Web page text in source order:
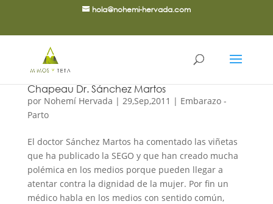
hola@nohemi-hervada.com
Chapeau Dr. Sánchez Martos
por Nohemí Hervada | 29,Sep,2011 | Embarazo -
Parto
El doctor Sánchez Martos ha comentado las viñetas
que ha publicado la SEGO y que han creado mucha
polémica en los medios porque pueden llegar a
atentar contra la dignidad de la mujer. Por fin un
médico habla en los medios con sentido común,